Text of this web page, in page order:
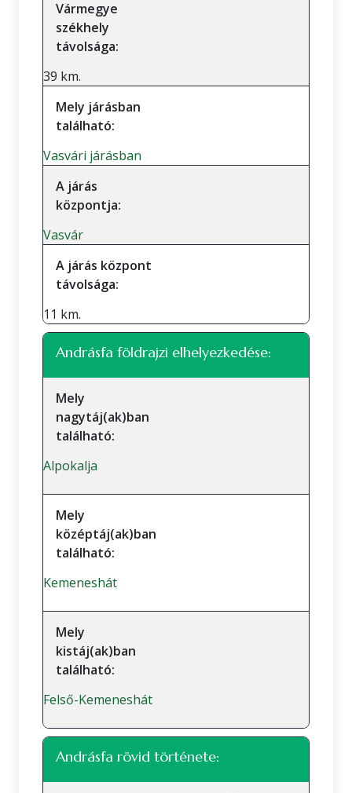
Vármegye
székhely
távolsága:
39 km.
Mely járásban
található:
Vasvári járásban
A járás
központja:
Vasvár
A járás központ
távolsága:
11 km.
Andrásfa földrajzi elhelyezkedése:
Mely
nagytáj(ak)ban
található:
Alpokalja
Mely
középtáj(ak)ban
található:
Kemeneshát
Mely
kistáj(ak)ban
található:
Felső-Kemeneshát
Andrásfa rövid története: